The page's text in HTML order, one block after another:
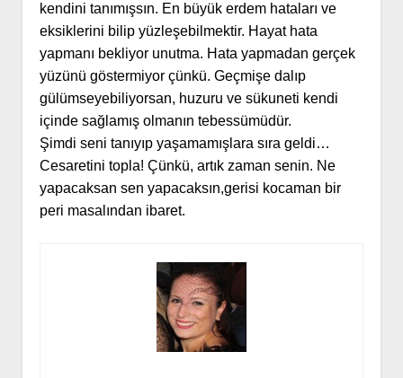
kendini tanımışsın. En büyük erdem hataları ve
eksiklerini bilip yüzleşebilmektir. Hayat hata
yapmanı bekliyor unutma. Hata yapmadan gerçek
yüzünü göstermiyor çünkü. Geçmişe dalıp
gülümseyebiliyorsan, huzuru ve sükuneti kendi
içinde sağlamış olmanın tebessümüdür.
Şimdi seni tanıyıp yaşamamışlara sıra geldi…
Cesaretini topla! Çünkü, artık zaman senin. Ne
yapacaksan sen yapacaksın,gerisi kocaman bir
peri masalından ibaret.